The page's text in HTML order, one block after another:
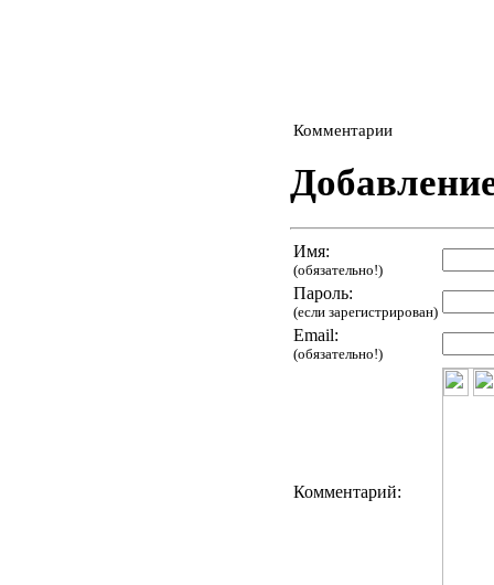
Комментарии
Имя:
(обязательно!)
Пароль:
(если зарегистрирован)
Email:
(обязательно!)
Комментарий: